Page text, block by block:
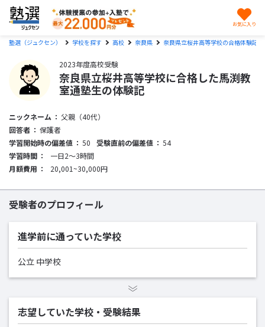
塾選（ジュクセン） 学校を探す 高校 奈良県 奈良県立桜井高等学校の合格体験記
2023年度高校受験
奈良県立桜井高等学校に合格した馬渕教
室通塾生の体験記
ニックネーム
父親（40代）
回答者
保護者
学習開始時の偏差値
50 受験直前の偏差値
54
学習時間
一日2〜3時間
月額費用
20,001~30,000円
受験者のプロフィール
進学前に通っていた学校
公立 中学校
志望していた学校・受験結果
お気に入り